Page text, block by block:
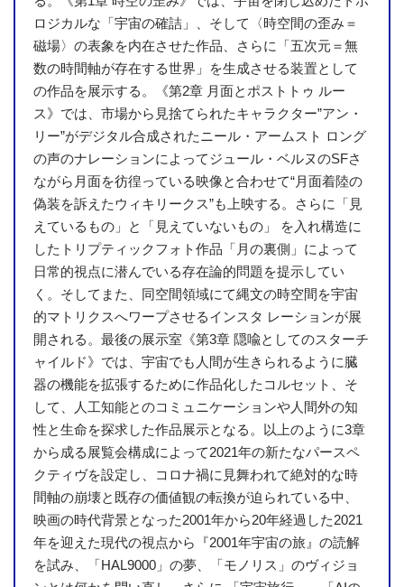
ロジカルな「宇宙の確詰」、そして〈時空間の歪み＝
磁場〉の表象を内在させた作品、さらに「五次元＝無
数の時間軸が存在する世界」を生成させる装置として
の作品を展示する。《第2章 月面とポストトゥ ルー
ス》では、市場から見捨てられたキャラクター”アン・
リー”がデジタル合成されたニール・アームスト ロング
の声のナレーションによってジュール・ベルヌのSFさ
ながら月面を彷徨っている映像と合わせて“月面着陸の
偽装を訴えたウィキリークス”も上映する。さらに「見
えているもの」と「見えていないもの」 を入れ構造に
したトリプティックフォト作品「月の裏側」によって
日常的視点に潜んでいる存在論的問題を提示してい
く。そしてまた、同空間領域にて縄文の時空間を宇宙
的マトリクスへワープさせるインスタ レーションが展
開される。最後の展示室《第3章 隠喩としてのスターチ
ャイルド》では、宇宙でも人間が生きられるように臓
器の機能を拡張するために作品化したコルセット、そ
して、人工知能とのコミュニケーションや人間外の知
性と生命を探求した作品展示となる。以上のように3章
から成る展覧会構成によって2021年の新たなパースペ
クティヴを設定し、コロナ禍に見舞われて絶対的な時
間軸の崩壊と既存の価値観の転換が迫られている中、
映画の時代背景となった2001年から20年経過した2021
年を迎えた現代の視点から『2001年宇宙の旅』の読解
を試み、「HAL9000」の夢、「モノリス」のヴィジョ